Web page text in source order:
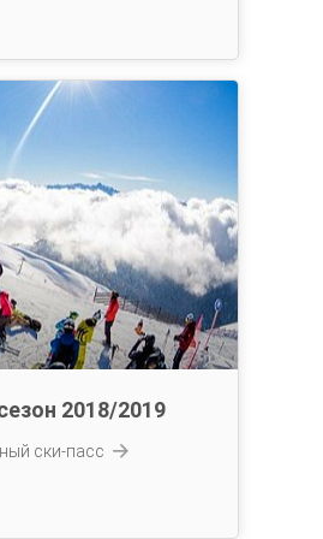
2018/2019
ски-пасс